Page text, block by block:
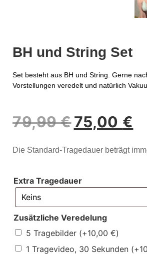
BH und String Set
Set besteht aus BH und String. Gerne
Vorstellungen veredelt und natürlich
79,99€75,00 €
Die Standard-Tragedauer beträgt
Extra Tragedauer
Zusätzliche Veredelung
5 Tragebilder (+10,00 €)
1 Tragevideo, 30 Sekunden (+